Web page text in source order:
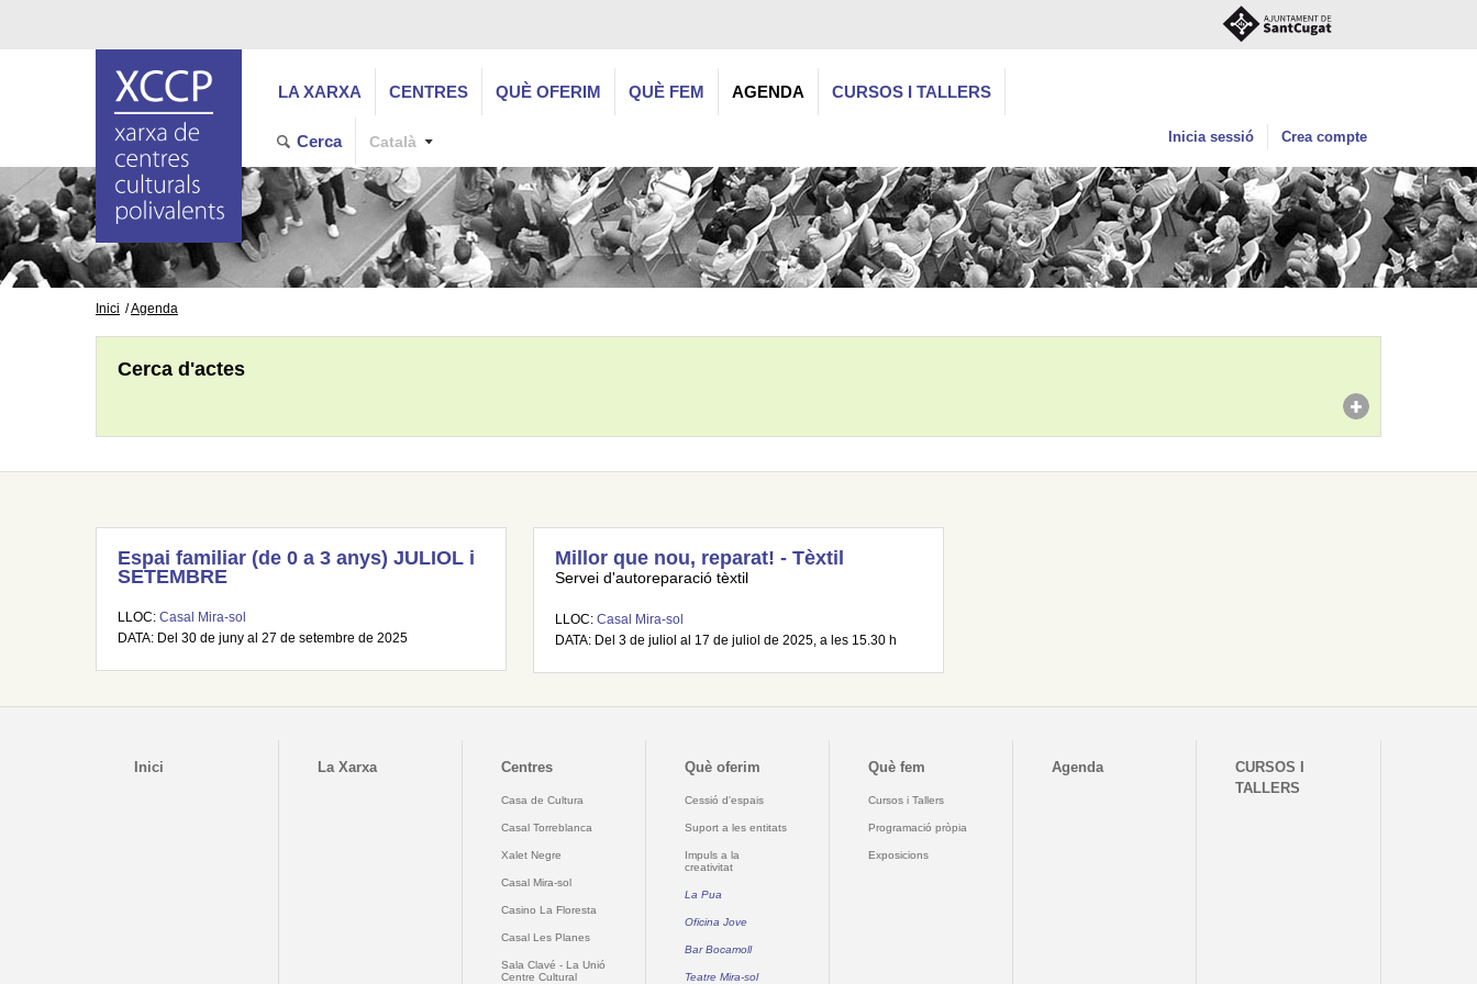
LA XARXA CENTRES QUÈ OFERIM QUÈ FEM AGENDA CURSOS I TALLERS
Cerca Català Inicia sessió Crea compte
Inici Agenda
Cerca d'actes
Espai familiar (de 0 a 3 anys) JULIOL i
SETEMBRE
LLOC: Casal Mira-sol
DATA: Del 30 de juny al 27 de setembre de 2025
Millor que nou, reparat! - Tèxtil
Servei d'autoreparació tèxtil
LLOC: Casal Mira-sol
DATA: Del 3 de juliol al 17 de juliol de 2025, a les 15.30 h
Inici La Xarxa Centres
Casa de Cultura
Casal Torreblanca
Xalet Negre
Casal Mira-sol
Casino La Floresta
Casal Les Planes
Sala Clavé - La Unió
Centre Cultural
Què oferim
Cessió d'espais
Suport a les entitats
Impuls a la
creativitat
La Pua
Oficina Jove
Bar Bocamoll
Teatre Mira-sol
Què fem
Cursos i Tallers
Programació pròpia
Exposicions
Agenda
CURSOS I
TALLERS